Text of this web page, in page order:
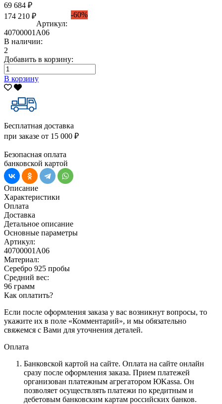
69 684 ₽
174 210 ₽
-60%
Артикул:
40700001А06
В наличии:
2
Добавить в корзину:
В корзину
Бесплатная доставка
при заказе от 15 000 ₽
Безопасная оплата
банковской картой
Описание
Характеристики
Оплата
Доставка
Детальное описание
Основные параметры
Артикул:
40700001А06
Материал:
Серебро 925 пробы
Средний вес:
96 грамм
Как оплатить?
Если после оформления заказа у вас возникнут вопросы, то
укажите их в поле «Комментарий», и мы обязательно
свяжемся с Вами для уточнения деталей.
Оплата
Банковской картой на сайте. Оплата на сайте онлайн
сразу после оформления заказа. Прием платежей
организован платежным агрегатором ЮKassa. Он
позволяет осуществлять платежи по кредитным и
дебетовым банковским картам российских банков.